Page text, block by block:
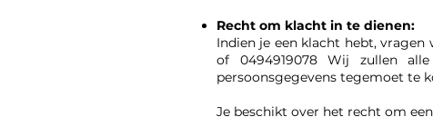
Recht om klacht in te dienen:
Indien je een klacht hebt,
of 0494919078 Wij zullen
persoonsgegevens tegemoet te
Je beschikt over het recht om